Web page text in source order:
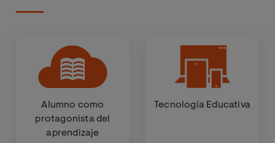
Alumno como
protagonista del
aprendizaje
Tecnología Educativa